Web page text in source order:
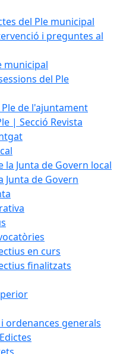
del Ple municipal
i preguntes al
municipal
del Ple
de l'ajuntament
| Secció Revista
la Junta de Govern local
Junta de Govern
en curs
finalitzats
ordenances generals